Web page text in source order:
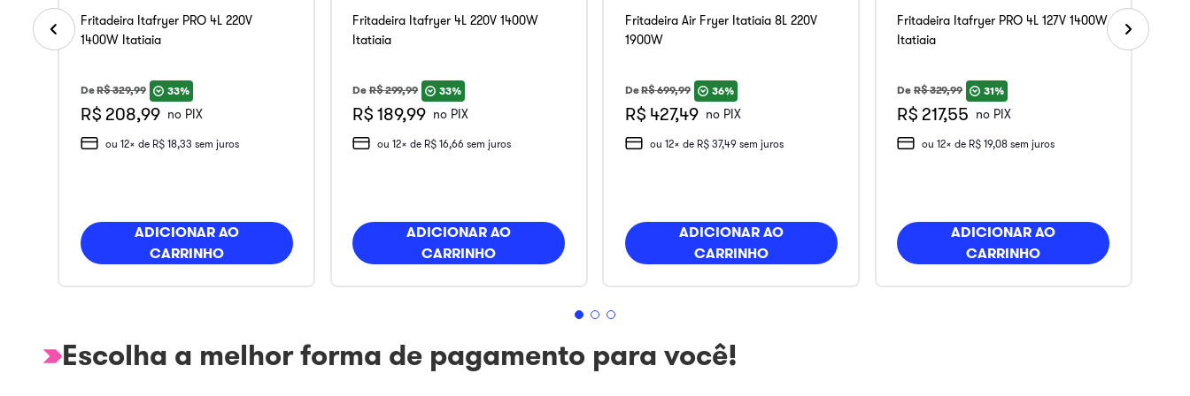
Fritadeira Itafryer PRO 4L 220V
1400W Itatiaia
DeR$329,99 33%
R$ 208,99 no PIX
ou 12x de R$ 18,33 sem juros
ADICIONAR AO
CARRINHO
Fritadeira Itafryer 4L 220V 1400W
Itatiaia
De R$299,99 33%
R$ 189,99 no PIX
ou12x de R$ 16,66 sem juros
ADICIONAR AO
CARRINHO
Fritadeira Air Fryer Itatiaia 8L 220V
1900W
DeR$699,99 36%
R$ 427,49 no PIX
ou 12x de R$ 37,49sem juros
ADICIONAR AO
CARRINHO
Fritadeira Itafryer PRO 4L 127V 1400W
Itatiaia
De R$329,99 31%
R$ 217,55 no PIX
ou12x de R$ 19,08 sem juros
ADICIONAR AO
CARRINHO
Escolha a melhor forma de pagamento para você!